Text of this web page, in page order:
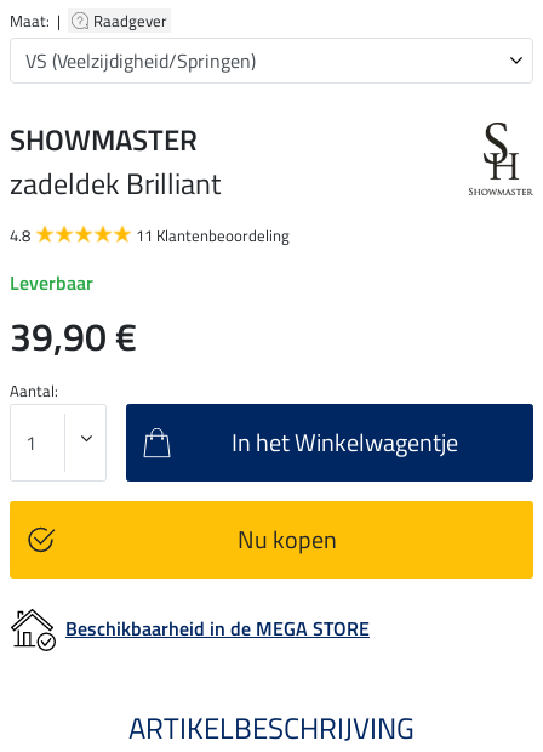
Maat: | Raadgever
SHOWMASTER
zadeldek Brilliant
4.8 11 Klantenbeoordeling
Leverbaar
39,90 €
Aantal:
In het Winkelwagentje
Nu kopen
Beschikbaarheid in de MEGA STORE
ARTIKELBESCHRIJVING